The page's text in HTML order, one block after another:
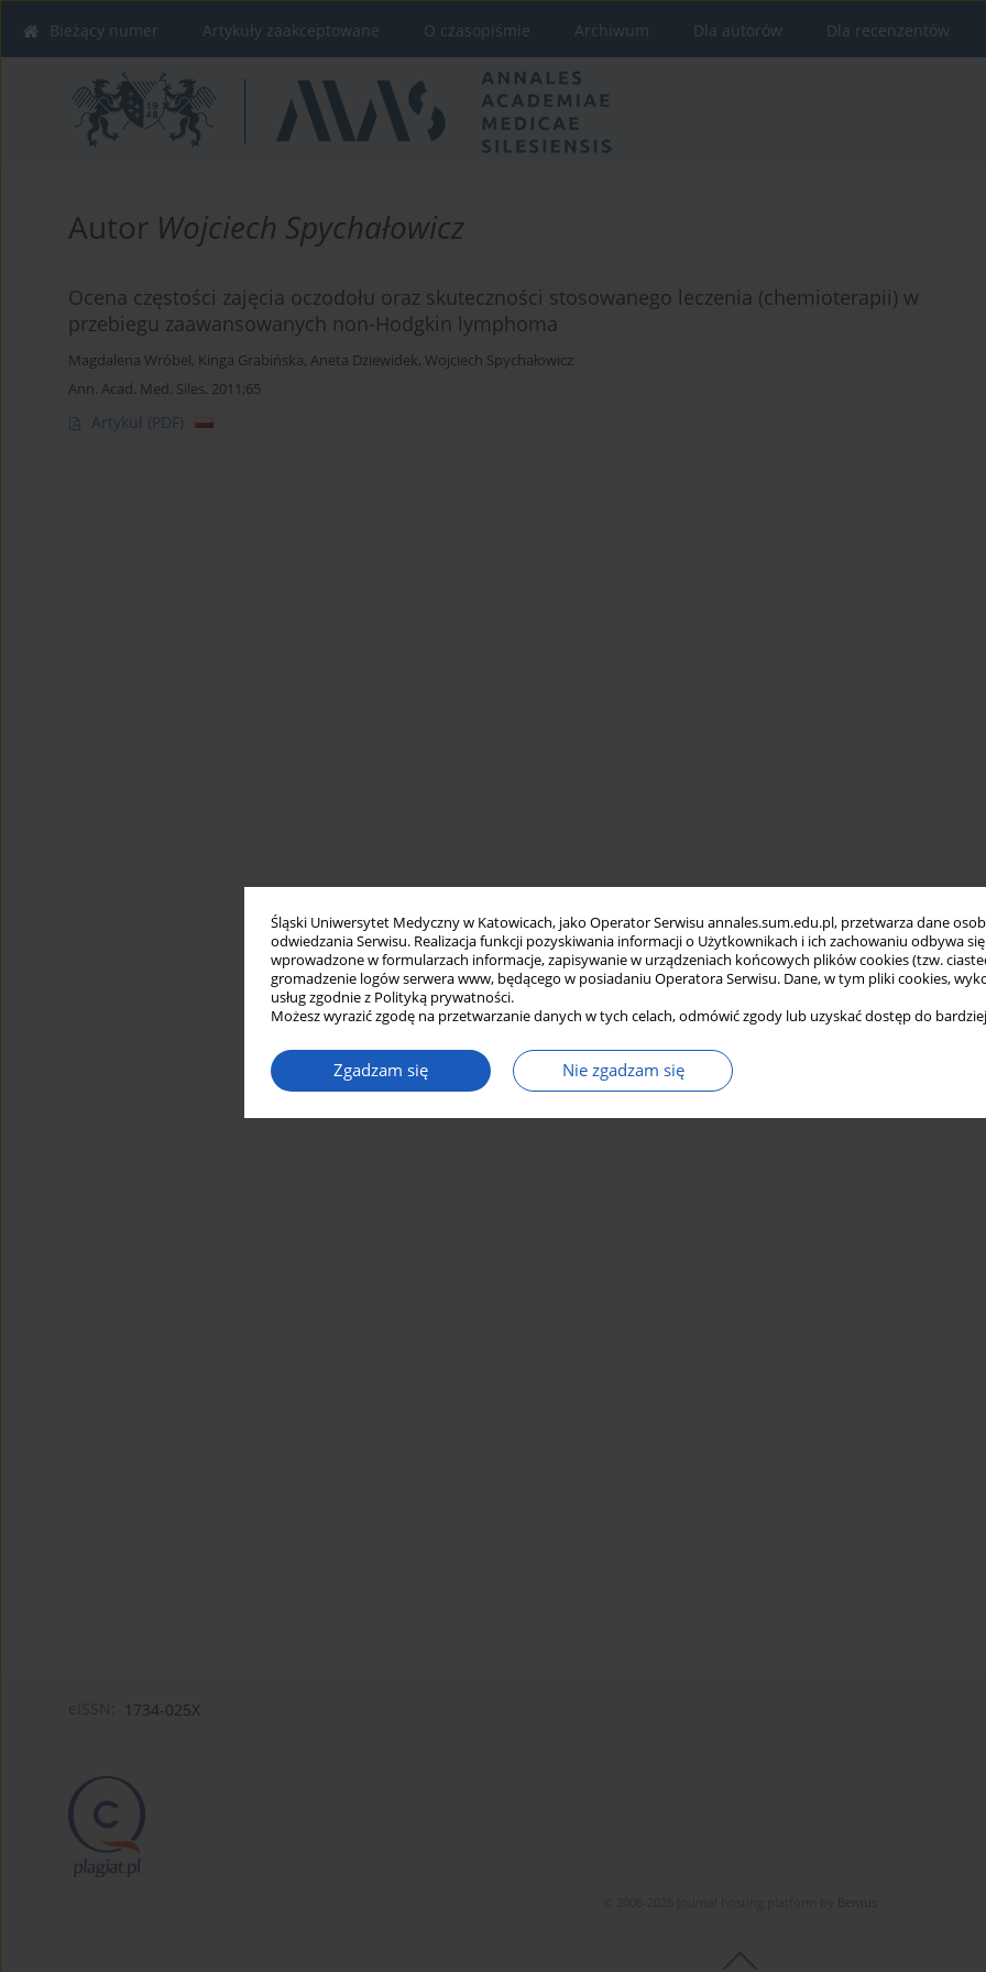
Śląski Uniwersytet Medyczny w Katowicach, jako Operator Serwisu annales.sum.edu.pl, przetwarza dane
odwiedzania Serwisu. Realizacja funkcji pozyskiwania informacji o Użytkownikach i ich zachowaniu odbywa
wprowadzone w formularzach informacje, zapisywanie w urządzeniach końcowych plików cookies (tzw.
gromadzenie logów serwera www, będącego w posiadaniu Operatora Serwisu. Dane, w tym pliki cookies,
usług zgodnie z Polityką prywatności.
Możesz wyrazić zgodę na przetwarzanie danych w tych celach, odmówić zgody lub uzyskać dostęp do
Zgadzam się Nie zgadzam się
Bieżący numer Artykuły zaakceptowane O czasopiśmie Archiwum Dla autorów Dla recenzentów
Autor Wojciech Spychałowicz
Ocena częstości zajęcia oczodołu oraz skuteczności stosowanego leczenia (chemioterapii) w
przebiegu zaawansowanych non-Hodgkin lymphoma
Magdalena Wróbel, Kinga Grabińska, Aneta Dziewidek, Wojciech Spychałowicz
Ann. Acad. Med. Siles. 2011;65
Artykuł (PDF)
1734-025X
Bentus